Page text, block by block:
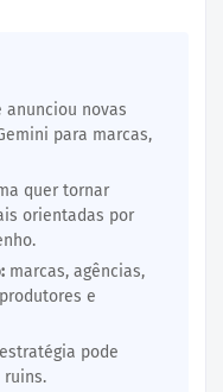
anunciou novas
para marcas,
quer tornar
orientadas por
marcas, agências,
e
pode
ruins.